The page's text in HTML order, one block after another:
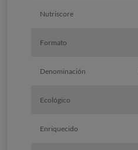
Nutriscore
Formato
Denominación
Ecológico
Enriquecido